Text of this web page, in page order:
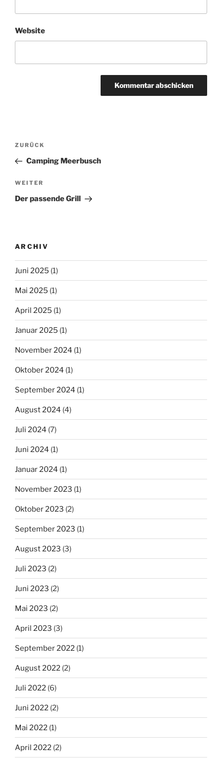
Website
Beitragsnavigation
Vorheriger
Beitrag
ZURÜCK
Camping Meerbusch
Nächster
Beitrag
WEITER
Der passende Grill
ARCHIV
Juni 2025 (1)
Mai 2025 (1)
April 2025 (1)
Januar 2025 (1)
November 2024 (1)
Oktober 2024 (1)
September 2024 (1)
August 2024 (4)
Juli 2024 (7)
Juni 2024 (1)
Januar 2024 (1)
November 2023 (1)
Oktober 2023 (2)
September 2023 (1)
August 2023 (3)
Juli 2023 (2)
Juni 2023 (2)
Mai 2023 (2)
April 2023 (3)
September 2022 (1)
August 2022 (2)
Juli 2022 (6)
Juni 2022 (2)
Mai 2022 (1)
April 2022 (2)